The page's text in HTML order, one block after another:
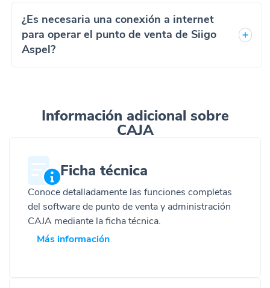
¿Es necesaria una conexión a internet
para operar el punto de venta de Siigo
Aspel?
Información adicional sobre
CAJA
Ficha técnica
Conoce detalladamente las funciones completas
del software de punto de venta y administración
CAJA mediante la ficha técnica.
Más información